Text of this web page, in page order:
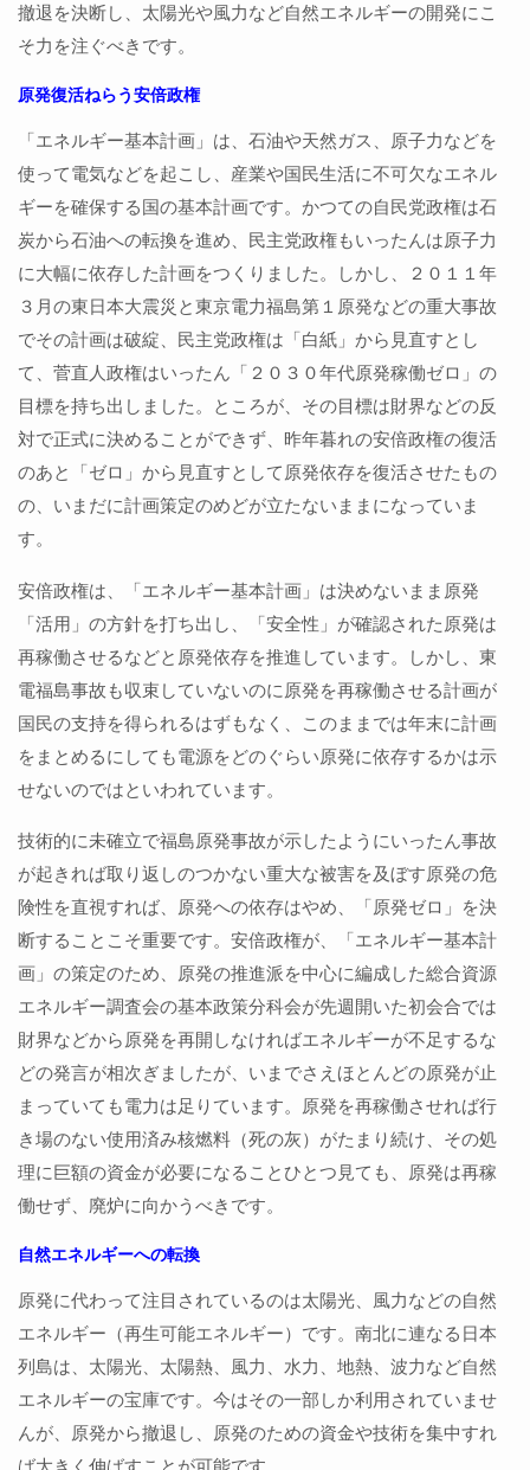
撤退を決断し、太陽光や風力など自然エネルギーの開発にこ
そ力を注ぐべきです。
原発復活ねらう安倍政権
「エネルギー基本計画」は、石油や天然ガス、原子力などを
使って電気などを起こし、産業や国民生活に不可欠なエネル
ギーを確保する国の基本計画です。かつての自民党政権は石
炭から石油への転換を進め、民主党政権もいったんは原子力
に大幅に依存した計画をつくりました。しかし、２０１１年
３月の東日本大震災と東京電力福島第１原発などの重大事故
でその計画は破綻、民主党政権は「白紙」から見直すとし
て、菅直人政権はいったん「２０３０年代原発稼働ゼロ」の
目標を持ち出しました。ところが、その目標は財界などの反
対で正式に決めることができず、昨年暮れの安倍政権の復活
のあと「ゼロ」から見直すとして原発依存を復活させたもの
の、いまだに計画策定のめどが立たないままになっていま
す。
安倍政権は、「エネルギー基本計画」は決めないまま原発
「活用」の方針を打ち出し、「安全性」が確認された原発は
再稼働させるなどと原発依存を推進しています。しかし、東
電福島事故も収束していないのに原発を再稼働させる計画が
国民の支持を得られるはずもなく、このままでは年末に計画
をまとめるにしても電源をどのぐらい原発に依存するかは示
せないのではといわれています。
技術的に未確立で福島原発事故が示したようにいったん事故
が起きれば取り返しのつかない重大な被害を及ぼす原発の危
険性を直視すれば、原発への依存はやめ、「原発ゼロ」を決
断することこそ重要です。安倍政権が、「エネルギー基本計
画」の策定のため、原発の推進派を中心に編成した総合資源
エネルギー調査会の基本政策分科会が先週開いた初会合では
財界などから原発を再開しなければエネルギーが不足するな
どの発言が相次ぎましたが、いまでさえほとんどの原発が止
まっていても電力は足りています。原発を再稼働させれば行
き場のない使用済み核燃料（死の灰）がたまり続け、その処
理に巨額の資金が必要になることひとつ見ても、原発は再稼
働せず、廃炉に向かうべきです。
自然エネルギーへの転換
原発に代わって注目されているのは太陽光、風力などの自然
エネルギー（再生可能エネルギー）です。南北に連なる日本
列島は、太陽光、太陽熱、風力、水力、地熱、波力など自然
エネルギーの宝庫です。今はその一部しか利用されていませ
んが、原発から撤退し、原発のための資金や技術を集中すれ
ば大きく伸ばすことが可能です。